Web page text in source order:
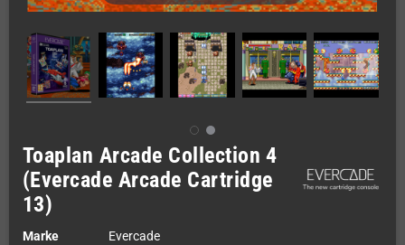
Toaplan Arcade Collection 4
(Evercade Arcade Cartridge
13)
Marke
Evercade